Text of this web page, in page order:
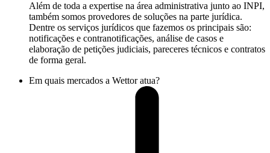
Além de toda a expertise na área administrativa junto ao INPI,
também somos provedores de soluções na parte jurídica.
Dentre os serviços jurídicos que fazemos os principais são:
notificações e contranotificações, análise de casos e
elaboração de petições judiciais, pareceres técnicos e contratos
de forma geral.
Em quais mercados a Wettor atua?